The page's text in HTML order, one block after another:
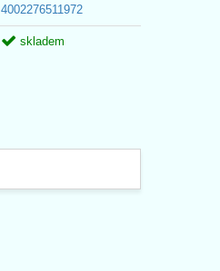
4002276511972
skladem